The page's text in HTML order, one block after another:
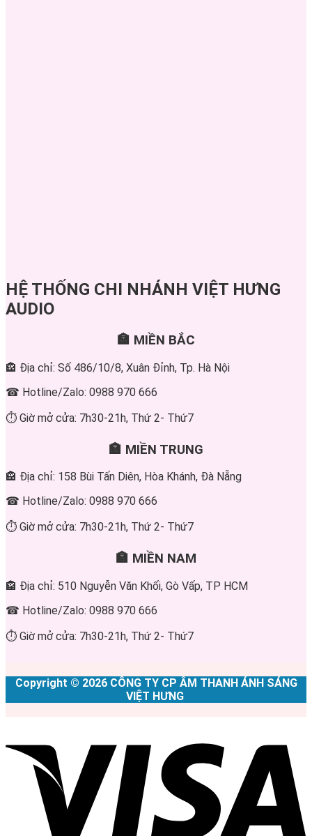
HỆ THỐNG CHI NHÁNH VIỆT HƯNG
AUDIO
🏣 MIỀN BẮC
🏤 Địa chỉ: Số 486/10/8, Xuân Đỉnh, Tp. Hà Nội
☎ Hotline/Zalo: 0988 970 666
⏱ Giờ mở cửa: 7h30-21h, Thứ 2- Thứ7
🏣 MIỀN TRUNG
🏤 Địa chỉ: 158 Bùi Tấn Diên, Hòa Khánh, Đà Nẵng
☎ Hotline/Zalo: 0988 970 666
⏱ Giờ mở cửa: 7h30-21h, Thứ 2- Thứ7
🏣 MIỀN NAM
🏤 Địa chỉ: 510 Nguyễn Văn Khối, Gò Vấp, TP HCM
☎ Hotline/Zalo: 0988 970 666
⏱ Giờ mở cửa: 7h30-21h, Thứ 2- Thứ7
Copyright © 2026 CÔNG TY CP ÂM THANH ÁNH SÁNG
VIỆT HƯNG